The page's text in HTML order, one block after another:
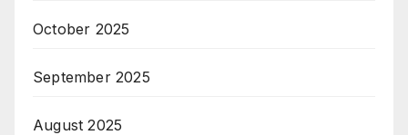
October 2025
September 2025
August 2025